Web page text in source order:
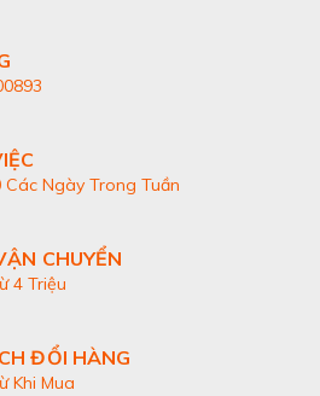
Các Ngày Trong Tuần
CHUYỂN
4 Triệu
ĐỔI HÀNG
Khi Mua